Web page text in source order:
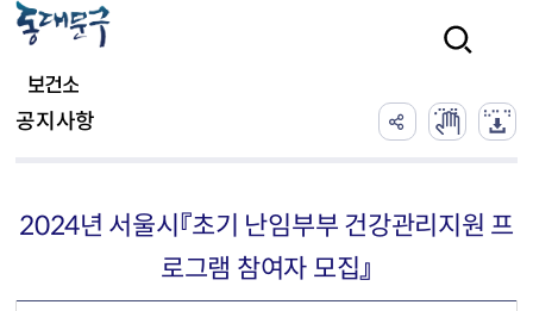
보건소
공지사항
2024년 서울시『초기 난임부부 건강관리지원 프
로그램 참여자 모집』